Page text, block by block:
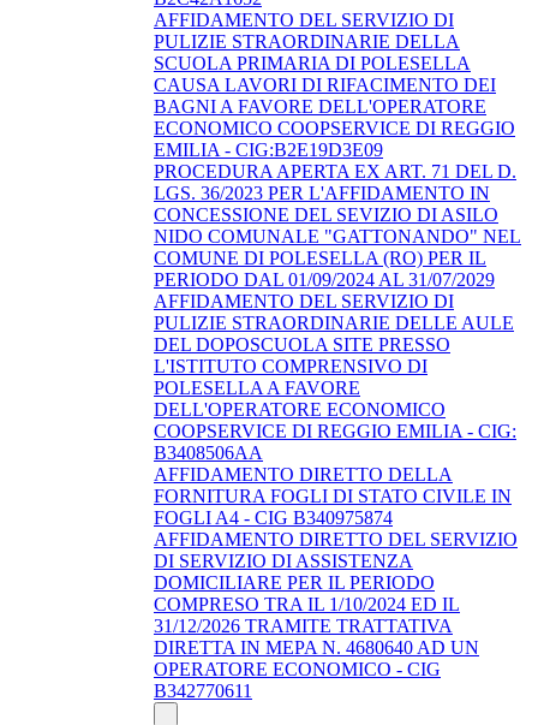
AFFIDAMENTO DEL SERVIZIO DI
PULIZIE STRAORDINARIE DELLA
SCUOLA PRIMARIA DI POLESELLA
CAUSA LAVORI DI RIFACIMENTO DEI
BAGNI A FAVORE DELL'OPERATORE
ECONOMICO COOPSERVICE DI REGGIO
EMILIA - CIG:B2E19D3E09
PROCEDURA APERTA EX ART. 71 DEL D.
LGS. 36/2023 PER L'AFFIDAMENTO IN
CONCESSIONE DEL SEVIZIO DI ASILO
NIDO COMUNALE "GATTONANDO" NEL
COMUNE DI POLESELLA (RO) PER IL
PERIODO DAL 01/09/2024 AL 31/07/2029
AFFIDAMENTO DEL SERVIZIO DI
PULIZIE STRAORDINARIE DELLE AULE
DEL DOPOSCUOLA SITE PRESSO
L'ISTITUTO COMPRENSIVO DI
POLESELLA A FAVORE
DELL'OPERATORE ECONOMICO
COOPSERVICE DI REGGIO EMILIA - CIG:
B3408506AA
AFFIDAMENTO DIRETTO DELLA
FORNITURA FOGLI DI STATO CIVILE IN
FOGLI A4 - CIG B340975874
AFFIDAMENTO DIRETTO DEL SERVIZIO
DI SERVIZIO DI ASSISTENZA
DOMICILIARE PER IL PERIODO
COMPRESO TRA IL 1/10/2024 ED IL
31/12/2026 TRAMITE TRATTATIVA
DIRETTA IN MEPA N. 4680640 AD UN
OPERATORE ECONOMICO - CIG
B342770611